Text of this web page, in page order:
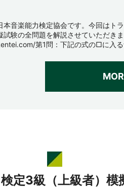
本音楽能力検定協会です。今回はト
試験の全問題を解説させていただき
第1問：下記の式の□に入
定3級（上級者）